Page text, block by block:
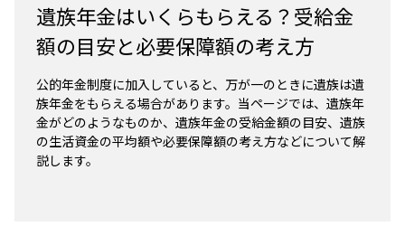
遺族年金はいくらもらえる？受給金
額の目安と必要保障額の考え方
公的年金制度に加入していると、万が一のときに遺族は遺
族年金をもらえる場合があります。当ページでは、遺族年
金がどのようなものか、遺族年金の受給金額の目安、遺族
の生活資金の平均額や必要保障額の考え方などについて解
説します。